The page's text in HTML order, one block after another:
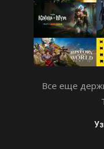
Все еще